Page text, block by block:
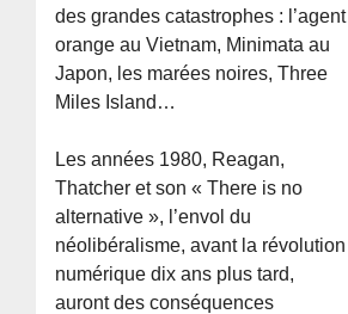
des grandes catastrophes : l’agent
orange au Vietnam, Minimata au
Japon, les marées noires, Three
Miles Island…
Les années 1980, Reagan,
Thatcher et son « There is no
alternative », l’envol du
néolibéralisme, avant la révolution
numérique dix ans plus tard,
auront des conséquences